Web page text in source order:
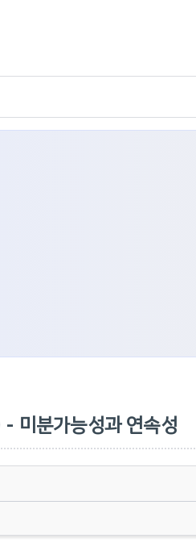
미분가능성과 연속성